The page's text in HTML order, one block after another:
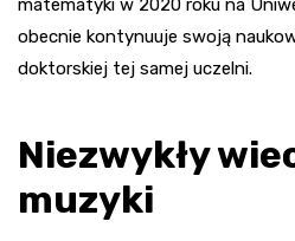
matematyki w 2020 roku na
obecnie kontynuuje swoją
doktorskiej tej samej uczelni.
Niezwykły
muzyki